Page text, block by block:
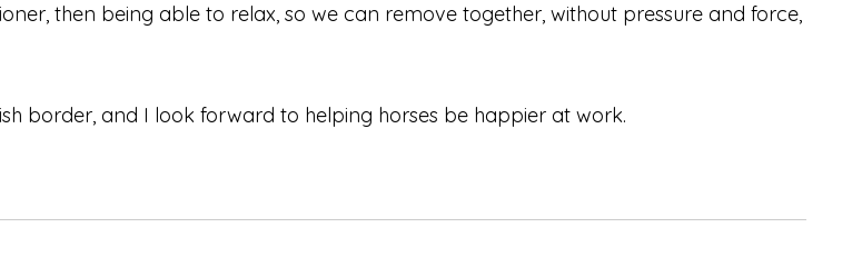
then being able to relax, so we can remove together, without pressure and force,
border, and I look forward to helping horses be happier at work.